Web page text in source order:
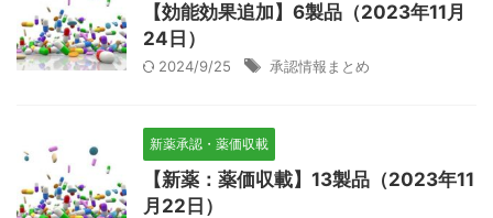
【効能効果追加】6製品（2023年11月
24日）
2024/9/25 承認情報まとめ
新薬承認・薬価収載
【新薬：薬価収載】13製品（2023年11
月22日）